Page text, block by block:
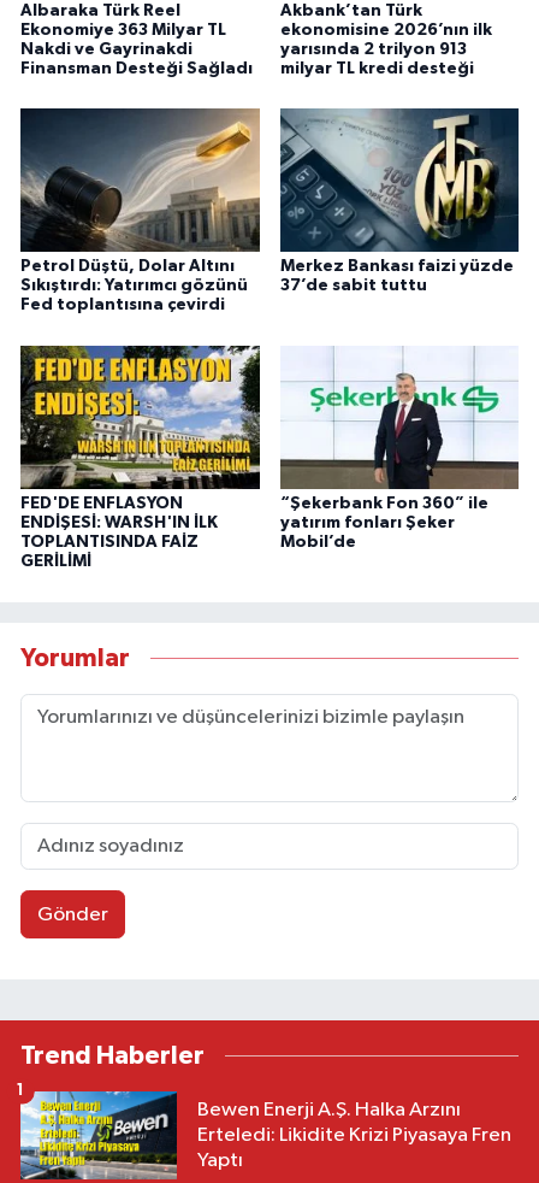
Albaraka Türk Reel
Ekonomiye 363 Milyar TL
Nakdi ve Gayrinakdi
Finansman Desteği Sağladı
Akbank’tan Türk
ekonomisine 2026’nın ilk
yarısında 2 trilyon 913
milyar TL kredi desteği
Petrol Düştü, Dolar Altını
Sıkıştırdı: Yatırımcı gözünü
Fed toplantısına çevirdi
Merkez Bankası faizi yüzde
37’de sabit tuttu
FED'DE ENFLASYON
ENDİŞESİ: WARSH'IN İLK
TOPLANTISINDA FAİZ
GERİLİMİ
“Şekerbank Fon 360” ile
yatırım fonları Şeker
Mobil’de
Yorumlar
Gönder
Trend Haberler
Bewen Enerji A.Ş. Halka Arzını
Erteledi: Likidite Krizi Piyasaya Fren
Yaptı
1